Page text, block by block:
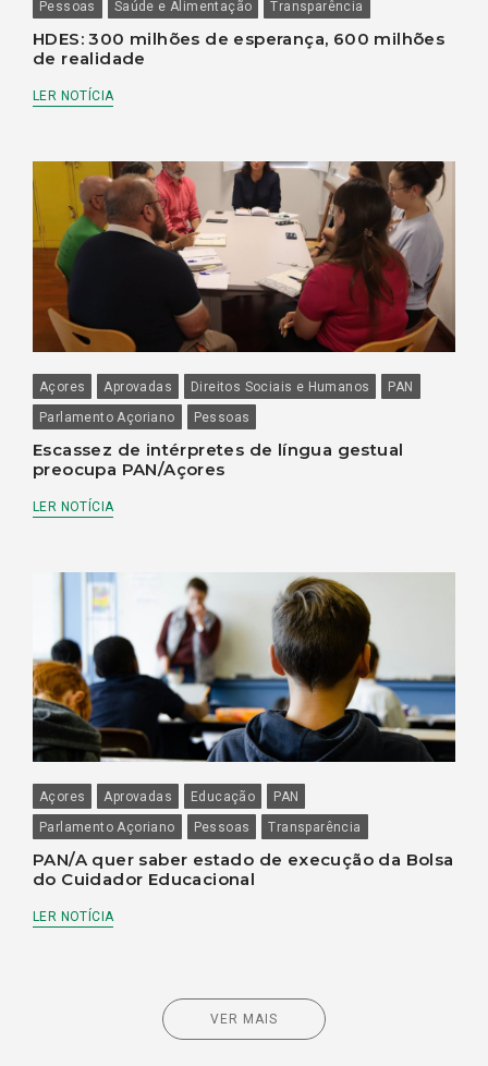
Pessoas Saúde e Alimentação Transparência
HDES: 300 milhões de esperança, 600 milhões
de realidade
LER NOTÍCIA
Açores Aprovadas Direitos Sociais e Humanos
PAN
Parlamento Açoriano
Pessoas
Escassez de intérpretes de língua gestual
preocupa PAN/Açores
LER NOTÍCIA
Açores Aprovadas Educação
PAN
Parlamento Açoriano
Pessoas Transparência
PAN/A quer saber estado de execução da Bolsa
do Cuidador Educacional
LER NOTÍCIA
VER MAIS